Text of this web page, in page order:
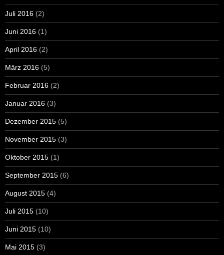
Juli 2016 (2)
Juni 2016 (1)
April 2016 (2)
März 2016 (5)
Februar 2016 (2)
Januar 2016 (3)
Dezember 2015 (5)
November 2015 (3)
Oktober 2015 (1)
September 2015 (6)
August 2015 (4)
Juli 2015 (10)
Juni 2015 (10)
Mai 2015 (3)